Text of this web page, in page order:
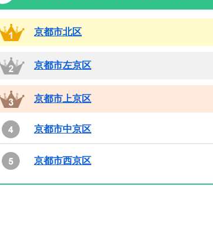
京都市北区
京都市左京区
京都市上京区
京都市中京区
京都市西京区